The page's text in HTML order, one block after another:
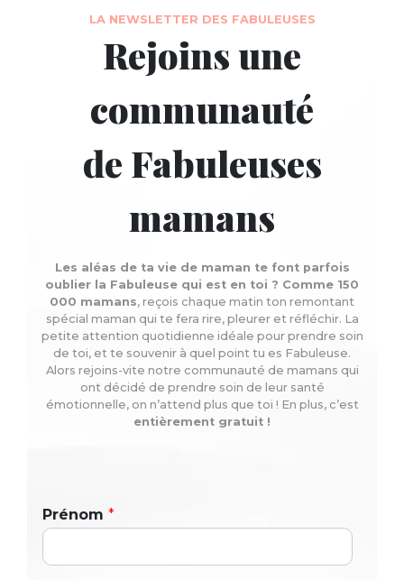
LA NEWSLETTER DES FABULEUSES
Rejoins une
communauté
de Fabuleuses
mamans
Les aléas de ta vie de maman te font parfois
oublier la Fabuleuse qui est en toi ? Comme 150
000 mamans, reçois chaque matin ton remontant
spécial maman qui te fera rire, pleurer et réfléchir. La
petite attention quotidienne idéale pour prendre soin
de toi, et te souvenir à quel point tu es Fabuleuse.
Alors rejoins-vite notre communauté de mamans qui
ont décidé de prendre soin de leur santé
émotionnelle, on n’attend plus que toi ! En plus, c’est
entièrement gratuit !
Prénom *